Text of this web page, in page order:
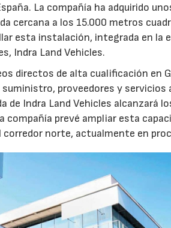
La compañía ha adquirido
cercana a los 15.000 metros
esta instalación, integrada en
Indra Land Vehicles.
directos de alta cualificación en
proveedores y servicios
Indra Land Vehicles alcanzará
prevé ampliar esta
norte, actualmente en